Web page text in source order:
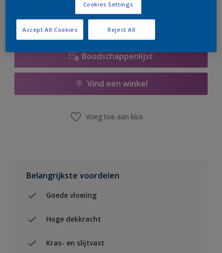
Boodschappenlijst
Vind een winkel
Voeg toe aan klus
Belangrijkste voordelen
Goede vloeiing
Hoge dekkracht
Kras- en slijtvast
Cookies Settings
Reject All
Accept All Cookies